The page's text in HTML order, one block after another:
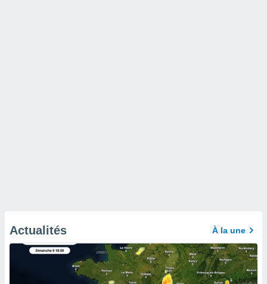
Actualités À la une